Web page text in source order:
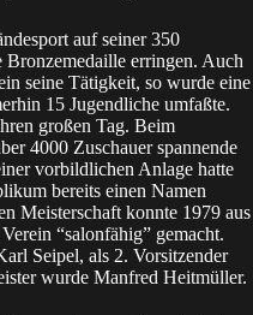
auf seiner 350
erringen. Auch
seine Tätigkeit, so wurde eine
15 Jugendliche umfaßte.
großen Tag. Beim
4000 Zuschauer spannende
vorbildlichen Anlage hatte
bereits einen Namen
Meisterschaft konnte 1979 aus
“salonfähig” gemacht.
Seipel, als 2. Vorsitzender
wurde Manfred Heitmüller.